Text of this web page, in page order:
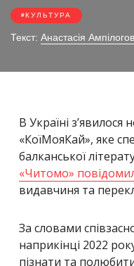
КУЛЬТУРА
Текст: Анастасія
В Україні
«КоїМояКай», яке
балканської
«Читомо»
видавчиня та
За словами
наприкінці 2022
пізнати та